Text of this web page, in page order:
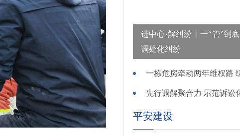
进中心·解纠纷丨一“管”到
调处化纠纷
先行调解聚合力 示范诉讼
平安建设